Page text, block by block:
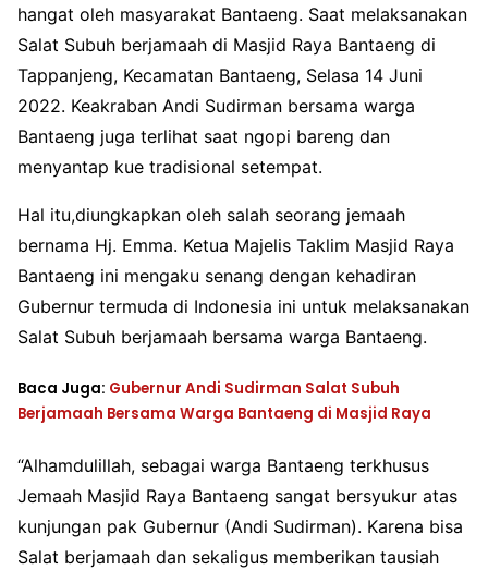
hangat oleh masyarakat Bantaeng. Saat melaksanakan
Salat Subuh berjamaah di Masjid Raya Bantaeng di
Tappanjeng, Kecamatan Bantaeng, Selasa 14 Juni
2022. Keakraban Andi Sudirman bersama warga
Bantaeng juga terlihat saat ngopi bareng dan
menyantap kue tradisional setempat.
Hal itu,diungkapkan oleh salah seorang jemaah
bernama Hj. Emma. Ketua Majelis Taklim Masjid Raya
Bantaeng ini mengaku senang dengan kehadiran
Gubernur termuda di Indonesia ini untuk melaksanakan
Salat Subuh berjamaah bersama warga Bantaeng.
Baca Juga: Gubernur Andi Sudirman Salat Subuh
Berjamaah Bersama Warga Bantaeng di Masjid Raya
“Alhamdulillah, sebagai warga Bantaeng terkhusus
Jemaah Masjid Raya Bantaeng sangat bersyukur atas
kunjungan pak Gubernur (Andi Sudirman). Karena bisa
Salat berjamaah dan sekaligus memberikan tausiah